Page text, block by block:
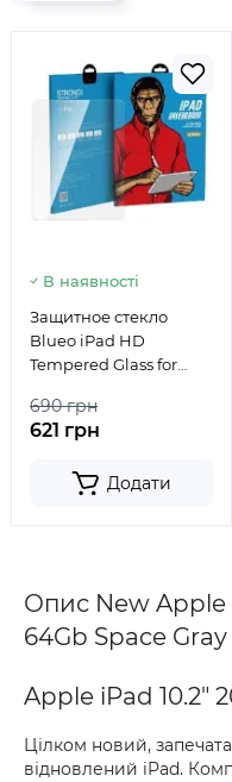
В наявності
Защитное стекло
Blueo iPad HD
Tempered Glass for
690 грн
621 грн
Додати
Опис New Apple
64Gb Space Gray
Apple iPad 10.2"
Цілком новий,
відновлений iPad.